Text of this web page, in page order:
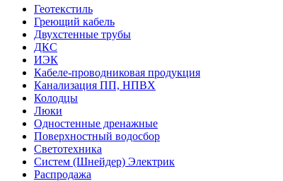
Геотекстиль
Греющий кабель
Двухстенные трубы
ДКС
ИЭК
Кабеле-проводниковая продукция
Канализация ПП, НПВХ
Колодцы
Люки
Одностенные дренажные
Поверхностный водосбор
Светотехника
Систем (Шнейдер) Электрик
Распродажа